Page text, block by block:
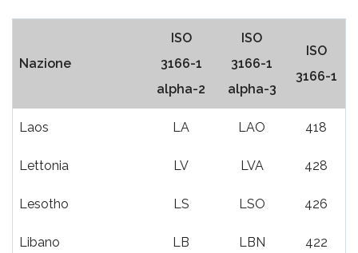
Nazione
ISO
3166-1
alpha-2
ISO
3166-1
alpha-3
ISO
3166-1
Laos LA LAO 418
Lettonia LV LVA 428
Lesotho LS LSO 426
Libano LB LBN 422